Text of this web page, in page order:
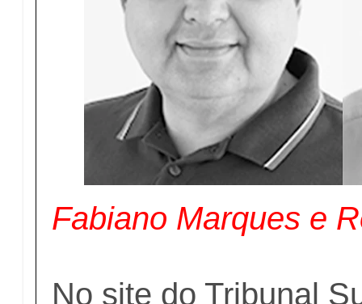
Fabiano Marques e
No site do Tribunal